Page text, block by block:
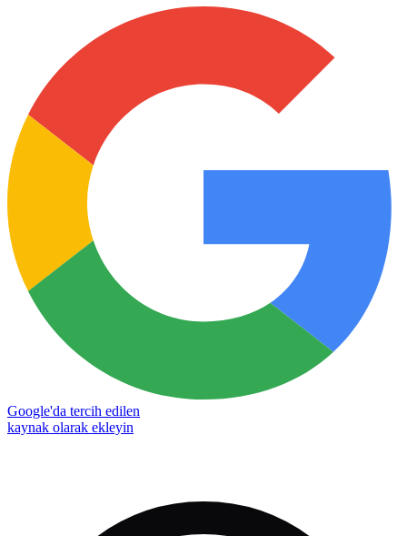
Google'da tercih edilen
kaynak olarak ekleyin